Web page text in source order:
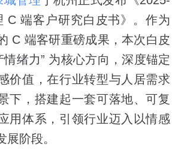
C 端客户研究白皮书》。作为
C 端客研重磅成果，本次白皮
情绪力” 为核心方向，深度锚定
价值，在行业转型与人居需求
下，搭建起一套可落地、可复
用体系，引领行业迈入以情感
展阶段。